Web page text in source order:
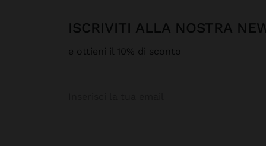
ISCRIVITI ALLA NOSTRA
e ottieni il 10% di sconto